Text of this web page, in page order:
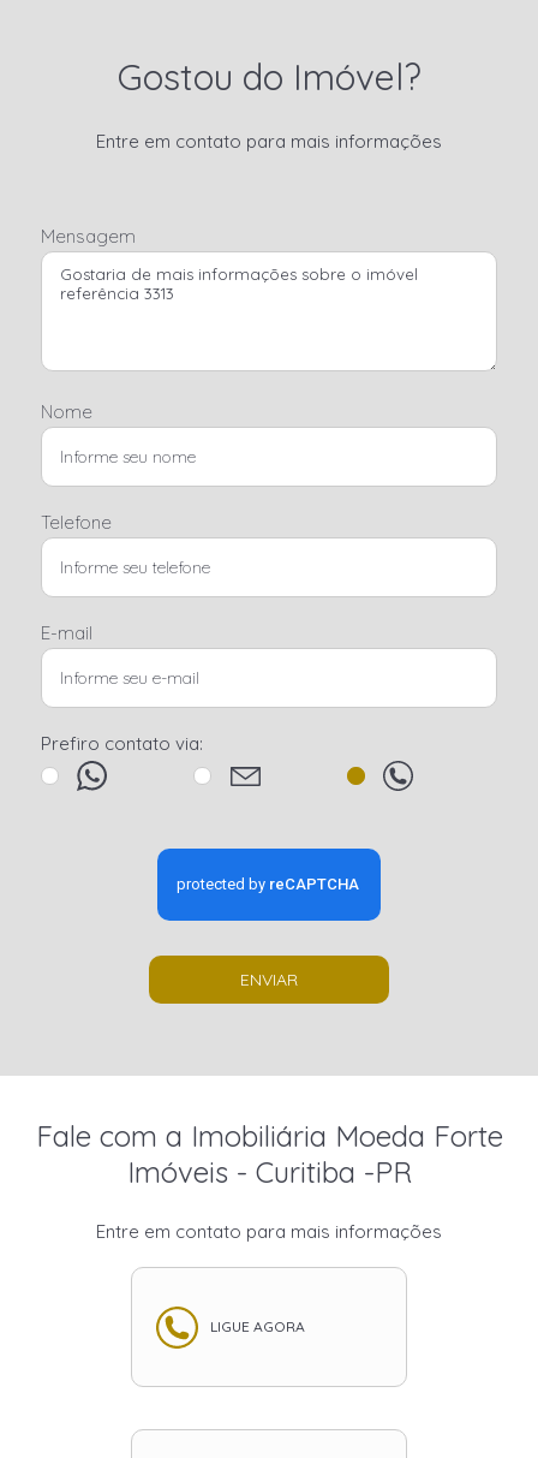
Gostou do Imóvel?
Entre em contato para mais informações
Mensagem
Nome
Telefone
E-mail
Prefiro contato via:
ENVIAR
Fale com a Imobiliária Moeda Forte
Imóveis - Curitiba -PR
Entre em contato para mais informações
LIGUE AGORA